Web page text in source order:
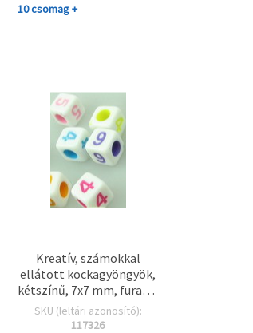
10 csomag +
Kreatív, számokkal
ellátott kockagyöngyök,
kétszínű, 7x7 mm, furat: 4
mm – vegyes színek, 20 g-
os csomag (~80 db) –
SKU (leltári azonosító):
117326